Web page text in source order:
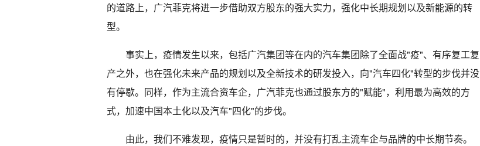
的道路上，广汽菲克将进一步借助双方股东的强大实力，强化中长期规划以及新能源的转
型。
事实上，疫情发生以来，包括广汽集团等在内的汽车集团除了全面战"疫"、有序复工复
产之外，也在强化未来产品的规划以及全新技术的研发投入，向"汽车四化"转型的步伐并没
有停歇。同样，作为主流合资车企，广汽菲克也通过股东方的"赋能"，利用最为高效的方
式，加速中国本土化以及汽车"四化"的步伐。
由此，我们不难发现，疫情只是暂时的，并没有打乱主流车企与品牌的中长期节奏。